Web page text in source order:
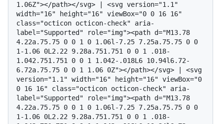
1.06Z"></path></svg> | <svg version="1.1"
width="16" height="16" viewBox="0 0 16 16"
class="octicon octicon-check" aria-
label="Supported" role="img"><path d="M13.78
4.22a.75.75 0 0 1 0 1.06l-7.25 7.25a.75.75 0 0
1-1.06 0L2.22 9.28a.751.751 0 0 1 .018-
1.042.751.751 0 0 1 1.042-.018L6 10.94l6.72-
6.72a.75.75 0 0 1 1.06 0Z"></path></svg> | <svg
version="1.1" width="16" height="16" viewBox="0
0 16 16" class="octicon octicon-check" aria-
label="Supported" role="img"><path d="M13.78
4.22a.75.75 0 0 1 0 1.06l-7.25 7.25a.75.75 0 0
1-1.06 0L2.22 9.28a.751.751 0 0 1 .018-